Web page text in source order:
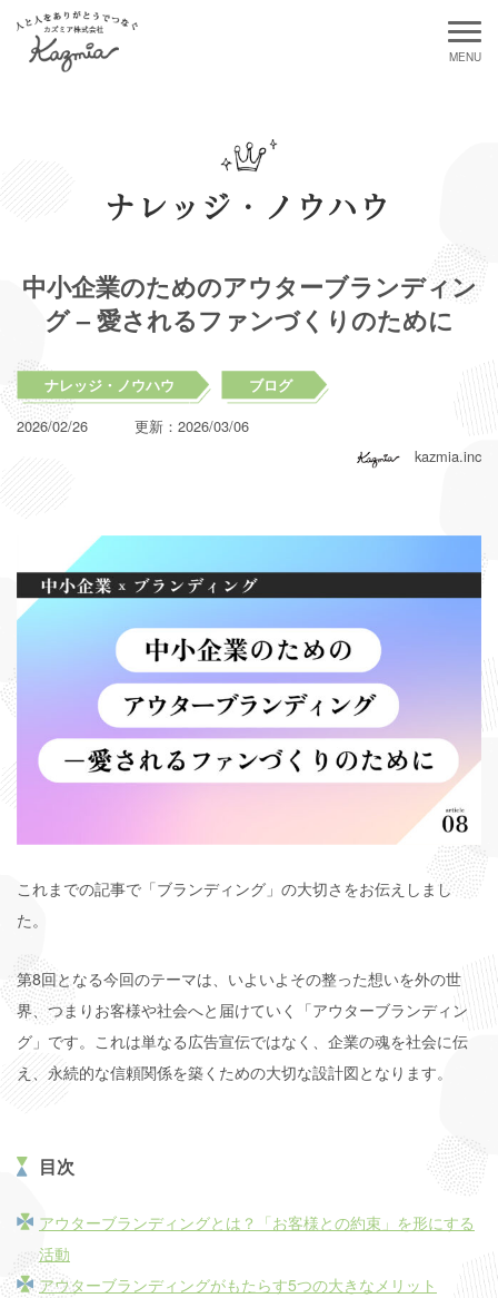
ナレッジ・ノウハウ
中小企業のためのアウターブランディン
グ – 愛されるファンづくりのために
ナレッジ・ノウハウ ブログ
2026/02/26 更新：2026/03/06
kazmia.inc
これまでの記事で「ブランディング」の大切さをお伝えしまし
た。
第8回となる今回のテーマは、いよいよその整った想いを外の世
界、つまりお客様や社会へと届けていく「アウターブランディン
グ」です。これは単なる広告宣伝ではなく、企業の魂を社会に伝
え、永続的な信頼関係を築くための大切な設計図となります。
目次
アウターブランディングとは？「お客様との約束」を形にする
活動
アウターブランディングがもたらす5つの大きなメリット